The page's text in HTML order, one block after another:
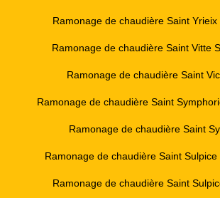
Ramonage de chaudière Saint Yrieix
Ramonage de chaudière Saint Vitte
Ramonage de chaudière Saint
Ramonage de chaudière Saint
Ramonage de chaudière Saint
Ramonage de chaudière Saint
Ramonage de chaudière Saint